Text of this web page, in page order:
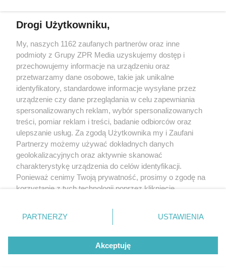
Drogi Użytkowniku,
My, naszych 1162 zaufanych partnerów oraz inne
podmioty z Grupy ZPR Media uzyskujemy dostęp i
przechowujemy informacje na urządzeniu oraz
przetwarzamy dane osobowe, takie jak unikalne
identyfikatory, standardowe informacje wysyłane przez
urządzenie czy dane przeglądania w celu zapewniania
spersonalizowanych reklam, wybór spersonalizowanych
treści, pomiar reklam i treści, badanie odbiorców oraz
ulepszanie usług. Za zgodą Użytkownika my i Zaufani
Partnerzy możemy używać dokładnych danych
geolokalizacyjnych oraz aktywnie skanować
charakterystykę urządzenia do celów identyfikacji.
Ponieważ cenimy Twoją prywatność, prosimy o zgodę na
korzystanie z tych technologii poprzez kliknięcie
zmienić/wycofać klikając przycisk ustawień prywatności
znajdujący się w lewym dolnym rogu strony
rodzaje przetwarzania danych nie wymagają zgody
użytkownika, ale masz prawo sprzeciwić się takiemu
przetwarzaniu. Preferencje będą miały zastosowanie tylko
PARTNERZY USTAWIENIA
Akceptuję